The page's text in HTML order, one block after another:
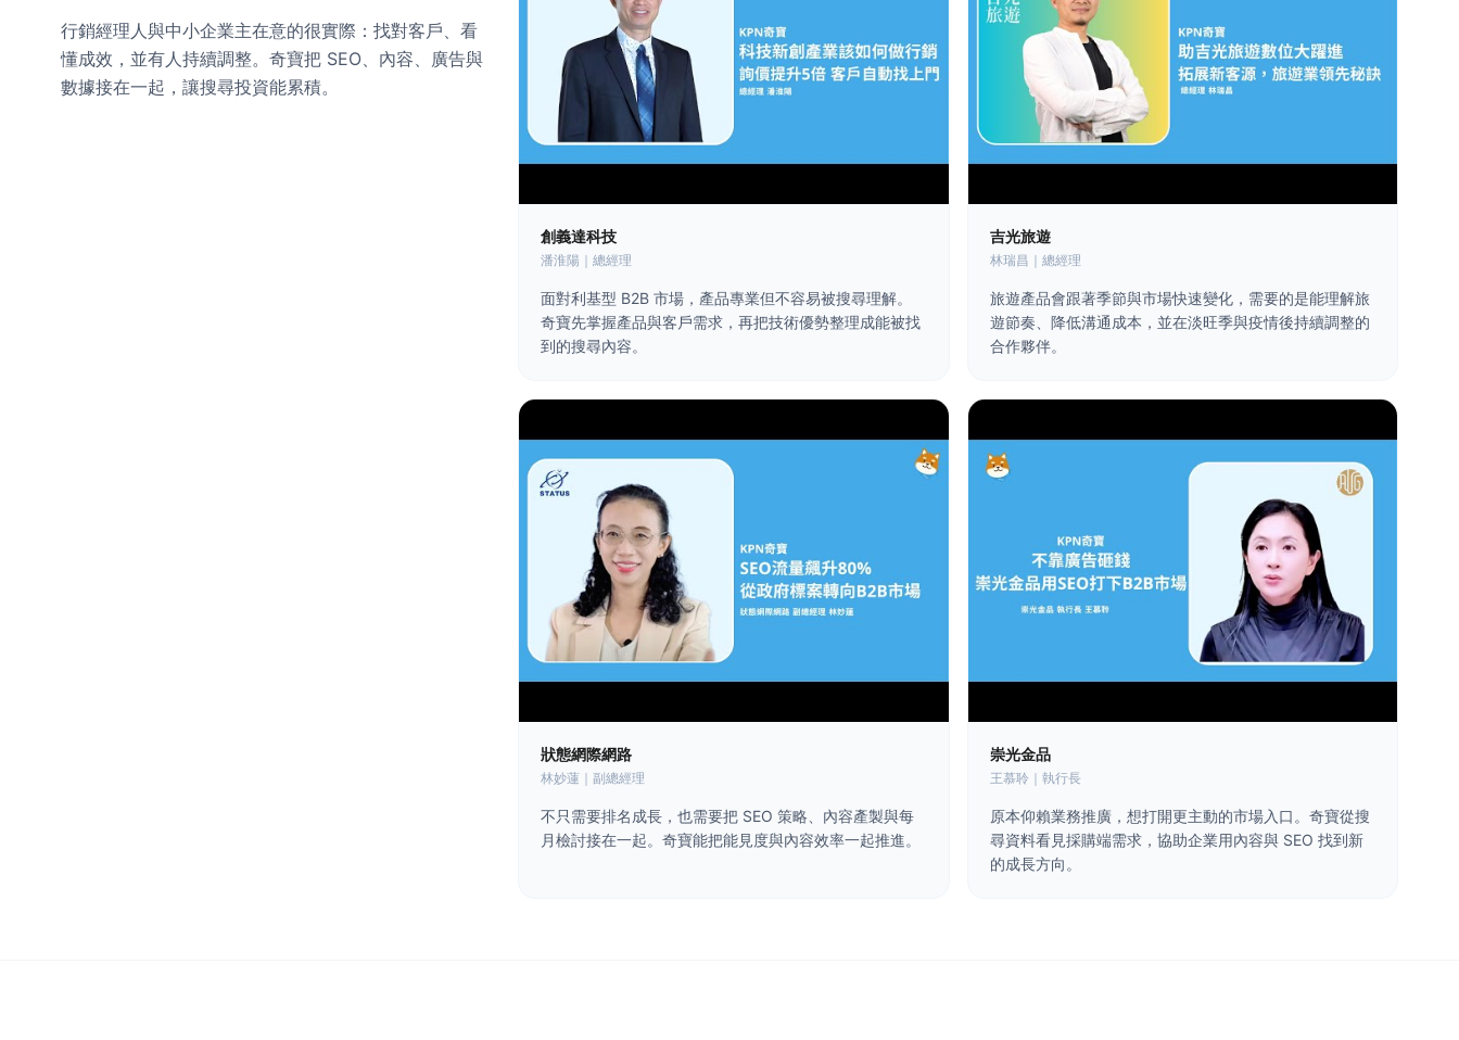
行銷經理人與中小企業主在意的很實際：找對客戶、看
懂成效，並有人持續調整。奇寶把 SEO、內容、廣告與
數據接在一起，讓搜尋投資能累積。
創義達科技
潘淮陽｜總經理
面對利基型 B2B 市場，產品專業但不容易被搜尋理解。
奇寶先掌握產品與客戶需求，再把技術優勢整理成能被找
到的搜尋內容。
吉光旅遊
林瑞昌｜總經理
旅遊產品會跟著季節與市場快速變化，需要的是能理解旅
遊節奏、降低溝通成本，並在淡旺季與疫情後持續調整的
合作夥伴。
狀態網際網路
林妙蓮｜副總經理
不只需要排名成長，也需要把 SEO 策略、內容產製與每
月檢討接在一起。奇寶能把能見度與內容效率一起推進。
崇光金品
王慕聆｜執行長
原本仰賴業務推廣，想打開更主動的市場入口。奇寶從搜
尋資料看見採購端需求，協助企業用內容與 SEO 找到新
的成長方向。